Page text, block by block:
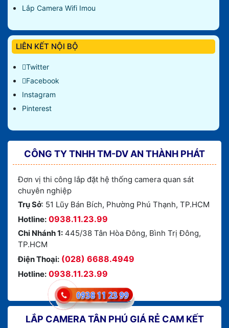
Lắp Camera Wifi Imou
LIÊN KẾT NỘI BỘ
Twitter
Facebook
Instagram
Pinterest
CÔNG TY TNHH TM-DV AN THÀNH PHÁT
Đơn vị thi công lắp đặt hệ thống camera quan sát
chuyên nghiệp
Trụ Sở: 51 Lũy Bán Bích, Phường Phú Thạnh, TP.HCM
Hotline: 0938.11.23.99
Chi Nhánh 1: 445/38 Tân Hòa Đông, Bình Trị Đông,
TP.HCM
Điện Thoại: (028) 6688.4949
Hotline: 0938.11.23.99
LẮP CAMERA TÂN PHÚ GIÁ RẺ CAM KẾT